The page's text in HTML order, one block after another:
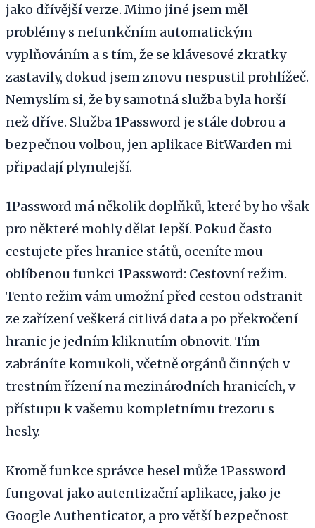
jako dřívější verze. Mimo jiné jsem měl
problémy s nefunkčním automatickým
vyplňováním a s tím, že se klávesové zkratky
zastavily, dokud jsem znovu nespustil prohlížeč.
Nemyslím si, že by samotná služba byla horší
než dříve. Služba 1Password je stále dobrou a
bezpečnou volbou, jen aplikace BitWarden mi
připadají plynulejší.
1Password má několik doplňků, které by ho však
pro některé mohly dělat lepší. Pokud často
cestujete přes hranice států, oceníte mou
oblíbenou funkci 1Password: Cestovní režim.
Tento režim vám umožní před cestou odstranit
ze zařízení veškerá citlivá data a po překročení
hranic je jedním kliknutím obnovit. Tím
zabráníte komukoli, včetně orgánů činných v
trestním řízení na mezinárodních hranicích, v
přístupu k vašemu kompletnímu trezoru s
hesly.
Kromě funkce správce hesel může 1Password
fungovat jako autentizační aplikace, jako je
Google Authenticator, a pro větší bezpečnost